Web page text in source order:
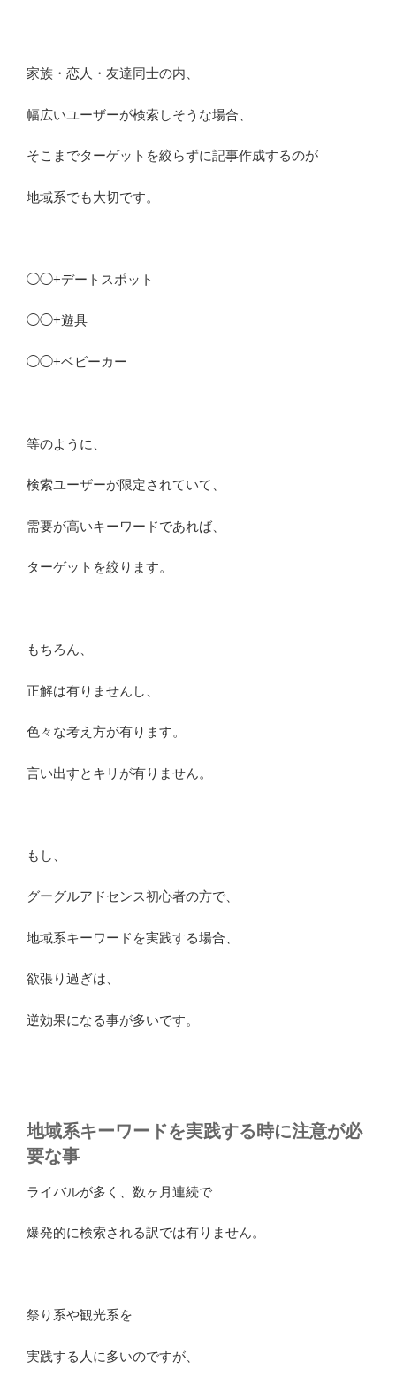
家族・恋人・友達同士の内、
幅広いユーザーが検索しそうな場合、
そこまでターゲットを絞らずに記事作成するのが
地域系でも大切です。
◯◯+デートスポット
◯◯+遊具
◯◯+ベビーカー
等のように、
検索ユーザーが限定されていて、
需要が高いキーワードであれば、
ターゲットを絞ります。
もちろん、
正解は有りませんし、
色々な考え方が有ります。
言い出すとキリが有りません。
もし、
グーグルアドセンス初心者の方で、
地域系キーワードを実践する場合、
欲張り過ぎは、
逆効果になる事が多いです。
地域系キーワードを実践する時に注意が必
要な事
ライバルが多く、数ヶ月連続で
爆発的に検索される訳では有りません。
祭り系や観光系を
実践する人に多いのですが、